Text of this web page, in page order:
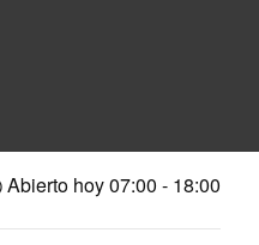
Abierto hoy 07:00 - 18:00